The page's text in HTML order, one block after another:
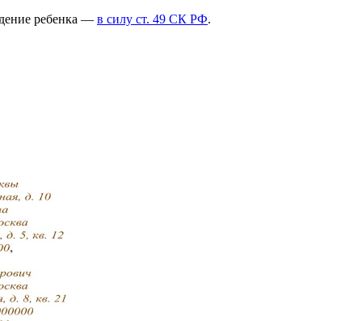
ребенка — в силу ст. 49 СК РФ.